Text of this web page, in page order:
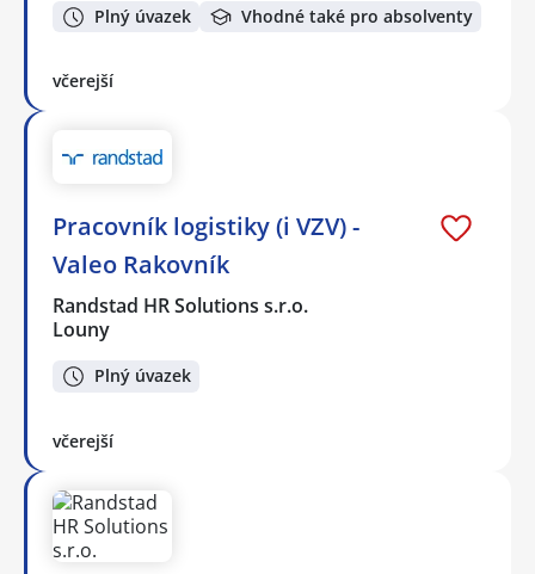
Plný úvazek Vhodné také pro absolventy
včerejší
Pracovník logistiky (i VZV) -
Valeo Rakovník
Randstad HR Solutions s.r.o.
Louny
Plný úvazek
včerejší